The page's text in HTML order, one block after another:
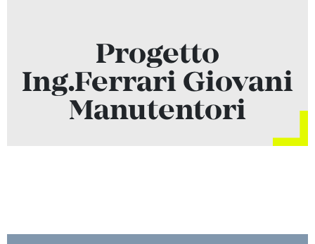
Progetto
Ing.Ferrari Giovani
Manutentori